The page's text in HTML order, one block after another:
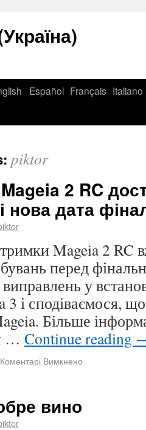
Español Français Italiano
piktor
2 RC
нова дата
Mageia 2 RC
перед
у
3 і сподіваємося,
Більше
… Continue reading
Коментарі Вимкнено
вино